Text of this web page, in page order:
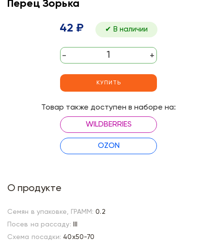
Перец Зорька
42 ₽ ✔ В наличии
- +
КУПИТЬ
Товар также доступен в наборе на:
WILDBERRIES
OZON
О продукте
Семян в упаковке, ГРАММ: 0.2
Посев на рассаду:
Схема посадки: 40х50-70